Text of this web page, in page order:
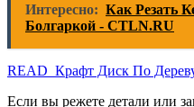
Интересно: Как Резать
Болгаркой - CTLN.RU
READ Крафт Диск По
Если вы режете детали или